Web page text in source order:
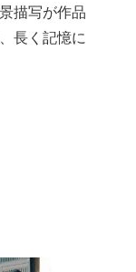
描写が作品
長く記憶に